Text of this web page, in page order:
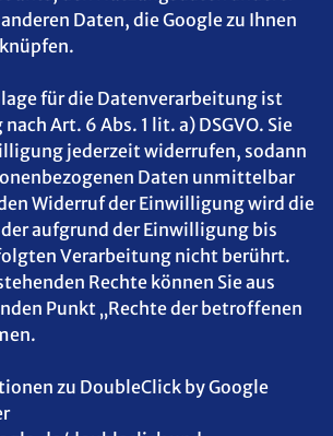
Daten, die Google zu Ihnen
für die Datenverarbeitung ist
Art. 6 Abs. 1 lit. a) DSGVO. Sie
jederzeit widerrufen, sodann
Daten unmittelbar
Widerruf der Einwilligung wird die
aufgrund der Einwilligung bis
Verarbeitung nicht berührt.
Rechte können Sie aus
Punkt „Rechte der betroffenen
zu DoubleClick by Google